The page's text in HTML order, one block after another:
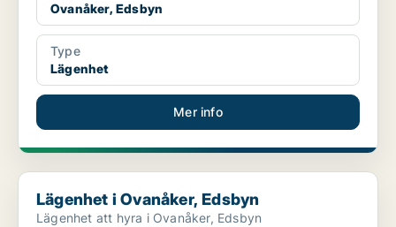
Ovanåker, Edsbyn
Type
Lägenhet
Mer info
Lägenhet i Ovanåker, Edsbyn
Lägenhet i Ovanåker, Edsbyn
Lägenhet att hyra i Ovanåker, Edsbyn